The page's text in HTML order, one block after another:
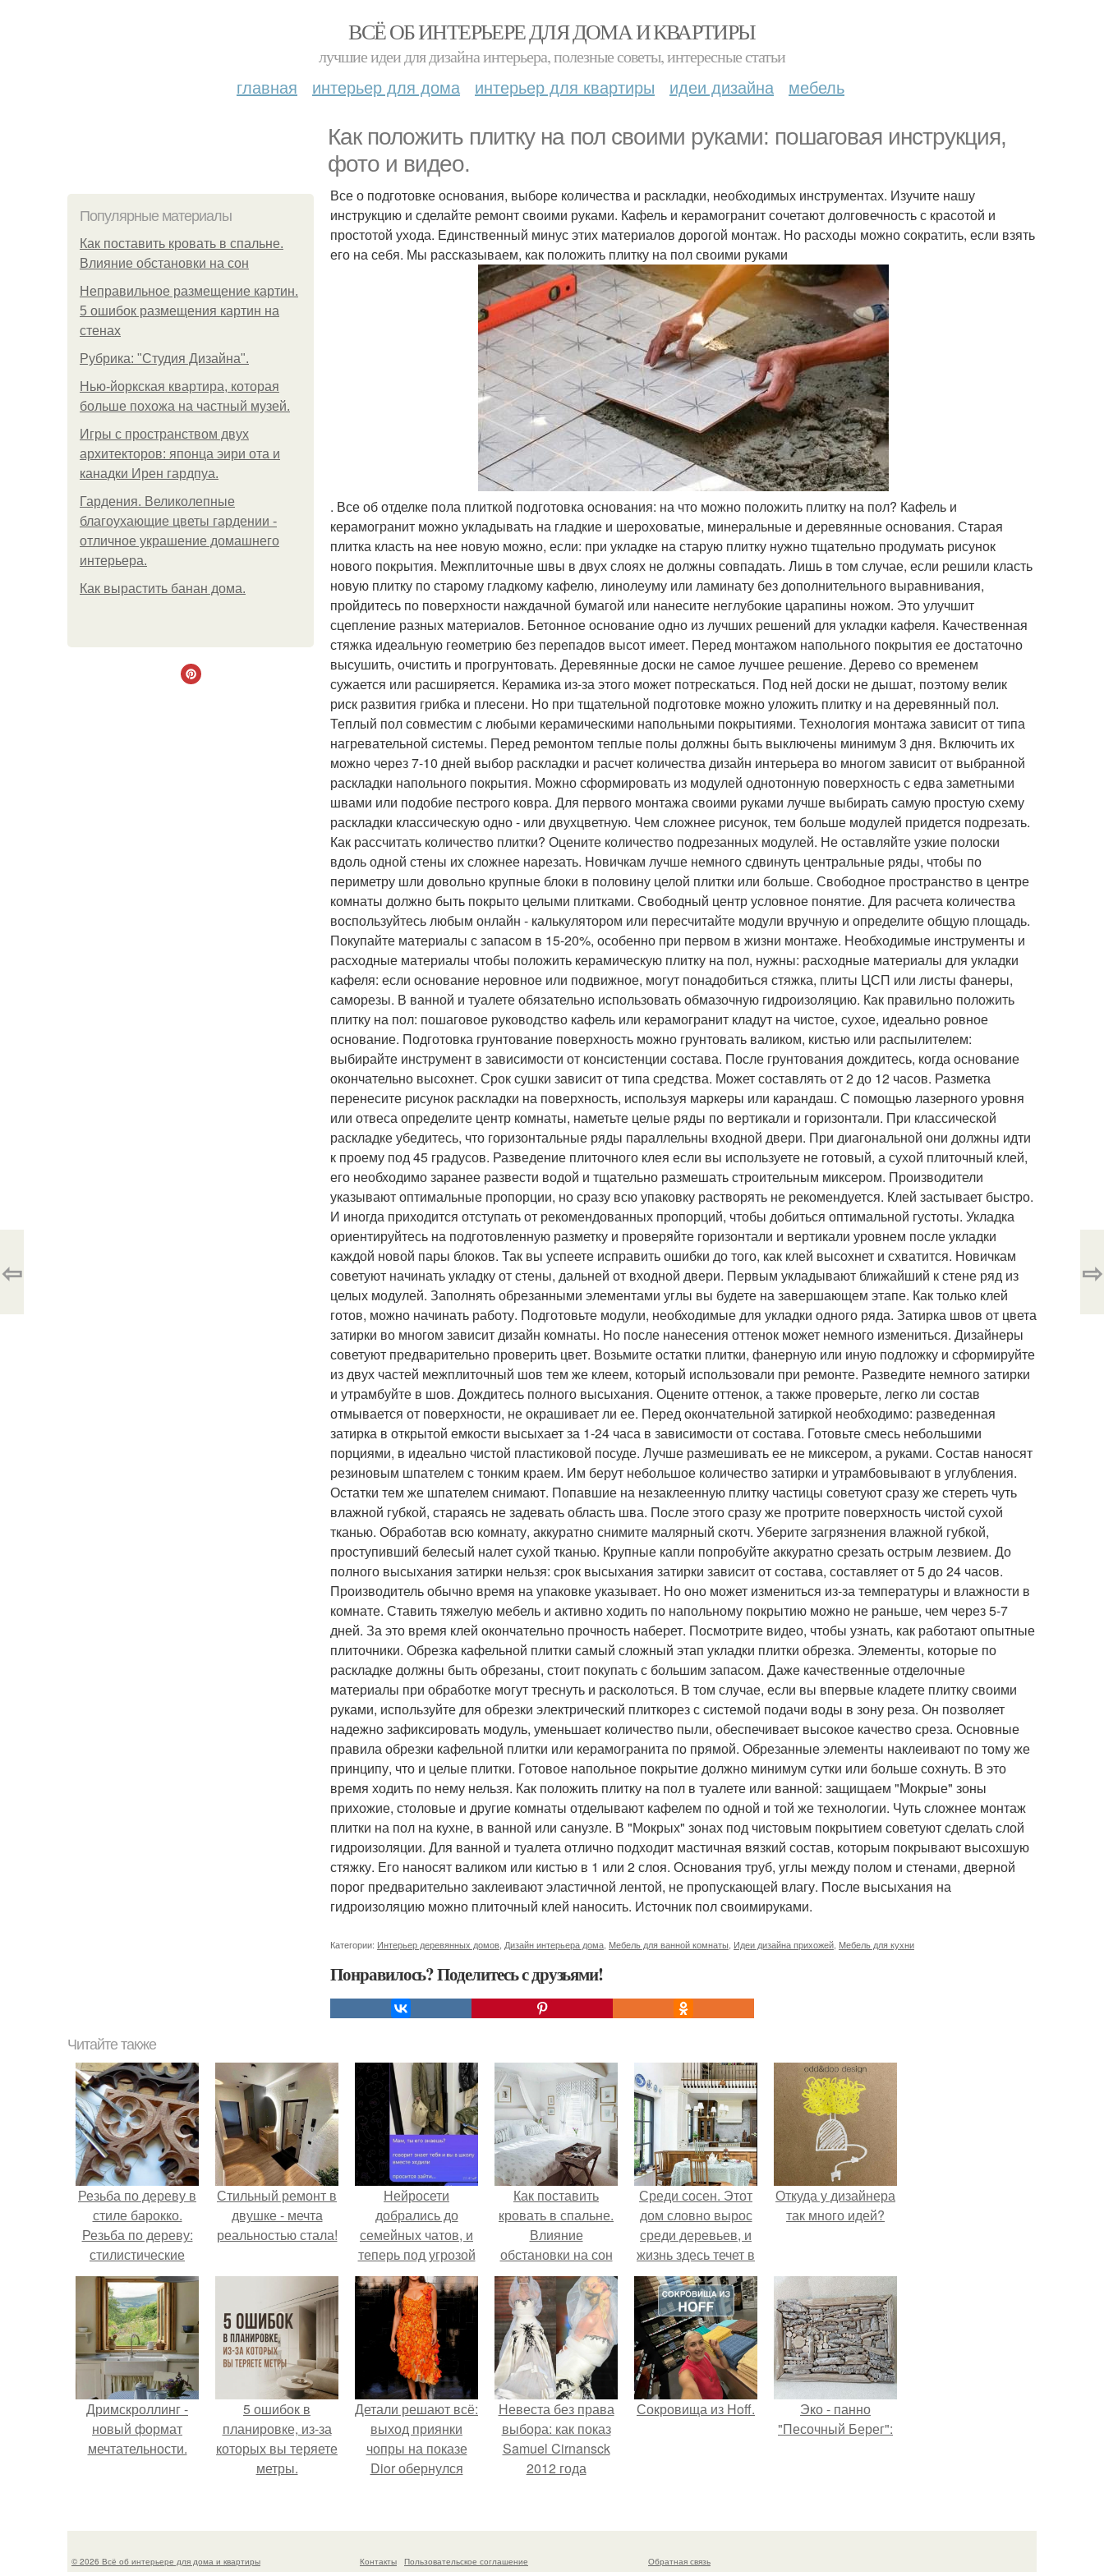
ВСЁ ОБ ИНТЕРЬЕРЕ ДЛЯ ДОМА И КВАРТИРЫ
лучшие идеи для дизайна интерьера, полезные советы, интересные статьи
главная интерьер для дома интерьер для квартиры идеи дизайна мебель
Как положить плитку на пол своими руками: пошаговая инструкция,
фото и видео.
Популярные материалы
Как поставить кровать в спальне.
Влияние обстановки на сон
Неправильное размещение картин.
5 ошибок размещения картин на
стенах
Рубрика: "Студия Дизайна".
Нью-йоркская квартира, которая
больше похожа на частный музей.
Игры с пространством двух
архитекторов: японца эири ота и
канадки Ирен гардпуа.
Гардения. Великолепные
благоухающие цветы гардении -
отличное украшение домашнего
интерьера.
Как вырастить банан дома.
Все о подготовке основания, выборе количества и раскладки, необходимых инструментах. Изучите нашу
инструкцию и сделайте ремонт своими руками. Кафель и керамогранит сочетают долговечность с красотой и
простотой ухода. Единственный минус этих материалов дорогой монтаж. Но расходы можно сократить, если взять
его на себя. Мы рассказываем, как положить плитку на пол своими руками
. Все об отделке пола плиткой подготовка основания: на что можно положить плитку на пол? Кафель и
керамогранит можно укладывать на гладкие и шероховатые, минеральные и деревянные основания. Старая
плитка класть на нее новую можно, если: при укладке на старую плитку нужно тщательно продумать рисунок
нового покрытия. Межплиточные швы в двух слоях не должны совпадать. Лишь в том случае, если решили класть
новую плитку по старому гладкому кафелю, линолеуму или ламинату без дополнительного выравнивания,
пройдитесь по поверхности наждачной бумагой или нанесите неглубокие царапины ножом. Это улучшит
сцепление разных материалов. Бетонное основание одно из лучших решений для укладки кафеля. Качественная
стяжка идеальную геометрию без перепадов высот имеет. Перед монтажом напольного покрытия ее достаточно
высушить, очистить и прогрунтовать. Деревянные доски не самое лучшее решение. Дерево со временем
сужается или расширяется. Керамика из-за этого может потрескаться. Под ней доски не дышат, поэтому велик
риск развития грибка и плесени. Но при тщательной подготовке можно уложить плитку и на деревянный пол.
Теплый пол совместим с любыми керамическими напольными покрытиями. Технология монтажа зависит от типа
нагревательной системы. Перед ремонтом теплые полы должны быть выключены минимум 3 дня. Включить их
можно через 7-10 дней выбор раскладки и расчет количества дизайн интерьера во многом зависит от выбранной
раскладки напольного покрытия. Можно сформировать из модулей однотонную поверхность с едва заметными
швами или подобие пестрого ковра. Для первого монтажа своими руками лучше выбирать самую простую схему
раскладки классическую одно - или двухцветную. Чем сложнее рисунок, тем больше модулей придется подрезать.
Как рассчитать количество плитки? Оцените количество подрезанных модулей. Не оставляйте узкие полоски
вдоль одной стены их сложнее нарезать. Новичкам лучше немного сдвинуть центральные ряды, чтобы по
периметру шли довольно крупные блоки в половину целой плитки или больше. Свободное пространство в центре
комнаты должно быть покрыто целыми плитками. Свободный центр условное понятие. Для расчета количества
воспользуйтесь любым онлайн - калькулятором или пересчитайте модули вручную и определите общую площадь.
Покупайте материалы с запасом в 15-20%, особенно при первом в жизни монтаже. Необходимые инструменты и
расходные материалы чтобы положить керамическую плитку на пол, нужны: расходные материалы для укладки
кафеля: если основание неровное или подвижное, могут понадобиться стяжка, плиты ЦСП или листы фанеры,
саморезы. В ванной и туалете обязательно использовать обмазочную гидроизоляцию. Как правильно положить
плитку на пол: пошаговое руководство кафель или керамогранит кладут на чистое, сухое, идеально ровное
основание. Подготовка грунтование поверхность можно грунтовать валиком, кистью или распылителем:
выбирайте инструмент в зависимости от консистенции состава. После грунтования дождитесь, когда основание
окончательно высохнет. Срок сушки зависит от типа средства. Может составлять от 2 до 12 часов. Разметка
перенесите рисунок раскладки на поверхность, используя маркеры или карандаш. С помощью лазерного уровня
или отвеса определите центр комнаты, наметьте целые ряды по вертикали и горизонтали. При классической
раскладке убедитесь, что горизонтальные ряды параллельны входной двери. При диагональной они должны идти
к проему под 45 градусов. Разведение плиточного клея если вы используете не готовый, а сухой плиточный клей,
его необходимо заранее развести водой и тщательно размешать строительным миксером. Производители
указывают оптимальные пропорции, но сразу всю упаковку растворять не рекомендуется. Клей застывает быстро.
И иногда приходится отступать от рекомендованных пропорций, чтобы добиться оптимальной густоты. Укладка
ориентируйтесь на подготовленную разметку и проверяйте горизонтали и вертикали уровнем после укладки
каждой новой пары блоков. Так вы успеете исправить ошибки до того, как клей высохнет и схватится. Новичкам
советуют начинать укладку от стены, дальней от входной двери. Первым укладывают ближайший к стене ряд из
целых модулей. Заполнять обрезанными элементами углы вы будете на завершающем этапе. Как только клей
готов, можно начинать работу. Подготовьте модули, необходимые для укладки одного ряда. Затирка швов от цвета
затирки во многом зависит дизайн комнаты. Но после нанесения оттенок может немного измениться. Дизайнеры
советуют предварительно проверить цвет. Возьмите остатки плитки, фанерную или иную подложку и сформируйте
из двух частей межплиточный шов тем же клеем, который использовали при ремонте. Разведите немного затирки
и утрамбуйте в шов. Дождитесь полного высыхания. Оцените оттенок, а также проверьте, легко ли состав
отмывается от поверхности, не окрашивает ли ее. Перед окончательной затиркой необходимо: разведенная
затирка в открытой емкости высыхает за 1-24 часа в зависимости от состава. Готовьте смесь небольшими
порциями, в идеально чистой пластиковой посуде. Лучше размешивать ее не миксером, а руками. Состав наносят
резиновым шпателем с тонким краем. Им берут небольшое количество затирки и утрамбовывают в углубления.
Остатки тем же шпателем снимают. Попавшие на незаклеенную плитку частицы советуют сразу же стереть чуть
влажной губкой, стараясь не задевать область шва. После этого сразу же протрите поверхность чистой сухой
тканью. Обработав всю комнату, аккуратно снимите малярный скотч. Уберите загрязнения влажной губкой,
проступивший белесый налет сухой тканью. Крупные капли попробуйте аккуратно срезать острым лезвием. До
полного высыхания затирки нельзя: срок высыхания затирки зависит от состава, составляет от 5 до 24 часов.
Производитель обычно время на упаковке указывает. Но оно может измениться из-за температуры и влажности в
комнате. Ставить тяжелую мебель и активно ходить по напольному покрытию можно не раньше, чем через 5-7
дней. За это время клей окончательно прочность наберет. Посмотрите видео, чтобы узнать, как работают опытные
плиточники. Обрезка кафельной плитки самый сложный этап укладки плитки обрезка. Элементы, которые по
раскладке должны быть обрезаны, стоит покупать с большим запасом. Даже качественные отделочные
материалы при обработке могут треснуть и расколоться. В том случае, если вы впервые кладете плитку своими
руками, используйте для обрезки электрический плиткорез с системой подачи воды в зону реза. Он позволяет
надежно зафиксировать модуль, уменьшает количество пыли, обеспечивает высокое качество среза. Основные
правила обрезки кафельной плитки или керамогранита по прямой. Обрезанные элементы наклеивают по тому же
принципу, что и целые плитки. Готовое напольное покрытие должно минимум сутки или больше сохнуть. В это
время ходить по нему нельзя. Как положить плитку на пол в туалете или ванной: защищаем "Мокрые" зоны
прихожие, столовые и другие комнаты отделывают кафелем по одной и той же технологии. Чуть сложнее монтаж
плитки на пол на кухне, в ванной или санузле. В "Мокрых" зонах под чистовым покрытием советуют сделать слой
гидроизоляции. Для ванной и туалета отлично подходит мастичная вязкий состав, которым покрывают высохшую
стяжку. Его наносят валиком или кистью в 1 или 2 слоя. Основания труб, углы между полом и стенами, дверной
порог предварительно заклеивают эластичной лентой, не пропускающей влагу. После высыхания на
гидроизоляцию можно плиточный клей наносить. Источник пол своимируками.
Категории: Интерьер деревянных домов Дизайн интерьера дома Мебель для ванной комнаты Идеи дизайна прихожей Мебель для кухни
Понравилось? Поделитесь с друзьями!
⇦ ⇨
Читайте также
Резьба по дереву в
стиле барокко.
Резьба по дереву:
стилистические
направления и
характерные узоры.
Стильный ремонт в
двушке - мечта
реальностью стала!
Нейросети
добрались до
семейных чатов, и
теперь под угрозой
мамины нервы.
Как поставить
кровать в спальне.
Влияние
обстановки на сон
Среди сосен. Этот
дом словно вырос
среди деревьев, и
жизнь здесь течет в
собственном ритме
- спокойно, без
спешки и лишнего
шума.
Откуда у дизайнера
так много идей?
Дримскроллинг -
новый формат
мечтательности.
5 ошибок в
планировке, из-за
которых вы теряете
метры.
Детали решают всё:
выход приянки
чопры на показе
Dior обернулся
пошива.
Невеста без права
выбора: как показ
Samuel Cirnansck
2012 года
принуждения.
Сокровища из Hoff.
Эко - панно
"Песочный Берег":
© 2026 Всё об интерьере для дома и квартиры Контакты
Пользовательское соглашение
Обратная связь